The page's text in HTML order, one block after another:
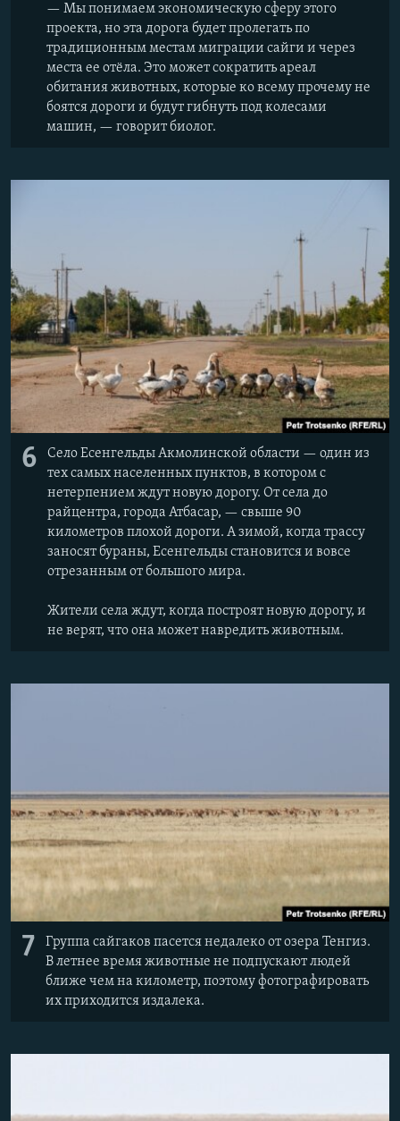
— Мы понимаем экономическую сферу этого
проекта, но эта дорога будет пролегать по
традиционным местам миграции сайги и через
места ее отёла. Это может сократить ареал
обитания животных, которые ко всему прочему не
боятся дороги и будут гибнуть под колесами
машин, — говорит биолог.
6
Село Есенгельды Акмолинской области — один из
тех самых населенных пунктов, в котором с
нетерпением ждут новую дорогу. От села до
райцентра, города Атбасар, — свыше 90
километров плохой дороги. А зимой, когда трассу
заносят бураны, Есенгельды становится и вовсе
отрезанным от большого мира.
Жители села ждут, когда построят новую дорогу, и
не верят, что она может навредить животным.
7
Группа сайгаков пасется недалеко от озера Тенгиз.
В летнее время животные не подпускают людей
ближе чем на километр, поэтому фотографировать
их приходится издалека.